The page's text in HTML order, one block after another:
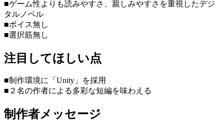
■ゲーム性よりも読みやすさ、親しみやすさを重視したデジ
タルノベル
■ボイス無し
■選択筋無し
注目してほしい点
■制作環境に「Unity」を採用
■２名の作者による多彩な短編を味わえる
制作者メッセージ